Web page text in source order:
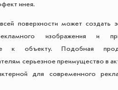
инея.
поверхности может создать
изображения и
к объекту. Подобная
серьезное преимущество в
для современного